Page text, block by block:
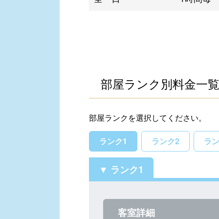
部屋ランク別料金一
部屋ランクを選択してください。
ランク1 ランク2 ラ
ランク1
客室詳細